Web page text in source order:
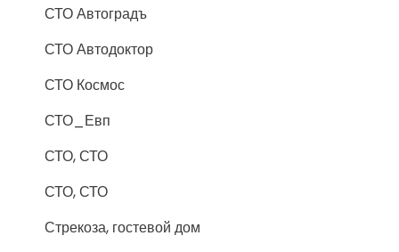
СТО Автоградъ
СТО Автодоктор
СТО Космос
СТО_Евп
СТО, СТО
СТО, СТО
Стрекоза, гостевой дом